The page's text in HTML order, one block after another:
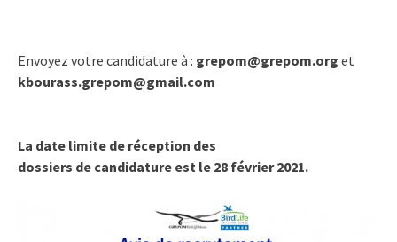
Envoyez votre candidature à : grepom@grepom.org et
kbourass.grepom@gmail.com
La date limite de réception des
dossiers de candidature est le 28 février 2021.